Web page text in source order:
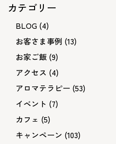
カテゴリー
BLOG (4)
お客さま事例 (13)
お家ご飯 (9)
アクセス (4)
アロマテラピー (53)
イベント (7)
カフェ (5)
キャンペーン (103)